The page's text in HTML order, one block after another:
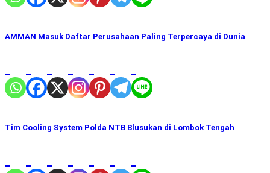
AMMAN Masuk Daftar Perusahaan Paling Terpercaya di Dunia
Tim Cooling System Polda NTB Blusukan di Lombok Tengah